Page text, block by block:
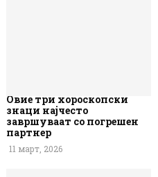
Овие три хороскопски
знаци најчесто
завршуваат со погрешен
партнер
11 март, 2026